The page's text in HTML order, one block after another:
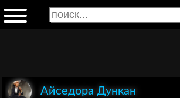
Айседора Дункан